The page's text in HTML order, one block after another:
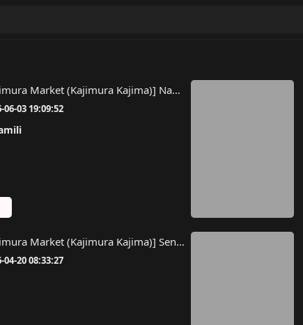
[Kajimura Market (Kajimura Kajima)] Nakadashi! Papachin Junkie 3 ~ Oyako Jusei Ninshin Bote H mo Aru yo | 中出！父亲肉棒Junkie3 ～有父女受精怀孕西瓜肚H哦 [Chinese]
06-03 19:09:52
[Kajimura Market (Kajimura Kajima)] Sensei, Ofuro no Jikan desu | 老师，现在是洗澡时间 (Blue Archive) [Chinese] [欶澜汉化组] [Digital]
04-20 08:33:27